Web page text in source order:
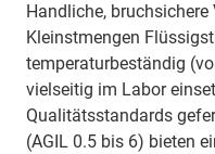
Handliche,
Kleinstmengen
temperaturbeständig
vielseitig im Labor
Qualitätsstandards
(AGIL 0.5 bis 6) bieten